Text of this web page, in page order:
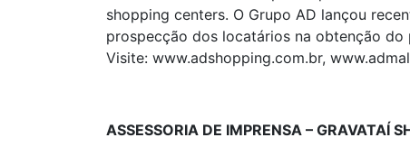
shopping centers. O Grupo AD lançou
prospecção dos locatários na obtenção do
Visite: www.adshopping.com.br,
ASSESSORIA DE IMPRENSA – GRAVATAÍ